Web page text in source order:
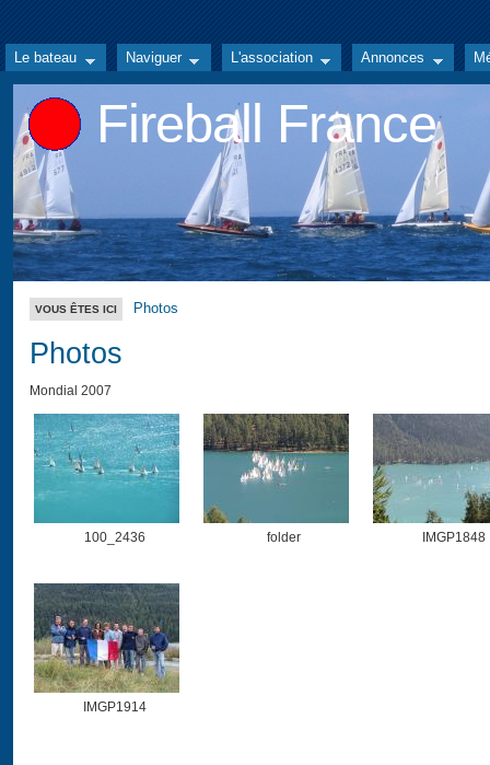
Le bateau Naviguer L'association Annonces
Fireball France
VOUS ÊTES ICI Photos
Photos
Mondial 2007
100_2436 folder IMGP1848
IMGP1914